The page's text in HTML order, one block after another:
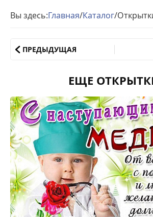
Вы здесь:Главная/Каталог/
ПРЕДЫДУЩАЯ
ЕЩЕ